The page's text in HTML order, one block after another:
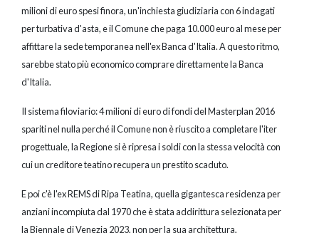
milioni di euro spesi finora, un'inchiesta giudiziaria con 6 indagati
per turbativa d'asta, e il Comune che paga 10.000 euro al mese per
affittare la sede temporanea nell'ex Banca d'Italia. A questo ritmo,
sarebbe stato più economico comprare direttamente la Banca
d'Italia.
Il sistema filoviario: 4 milioni di euro di fondi del Masterplan 2016
spariti nel nulla perché il Comune non è riuscito a completare l'iter
progettuale, la Regione si è ripresa i soldi con la stessa velocità con
cui un creditore teatino recupera un prestito scaduto.
E poi c'è l'ex REMS di Ripa Teatina, quella gigantesca residenza per
anziani incompiuta dal 1970 che è stata addirittura selezionata per
la Biennale di Venezia 2023, non per la sua architettura,